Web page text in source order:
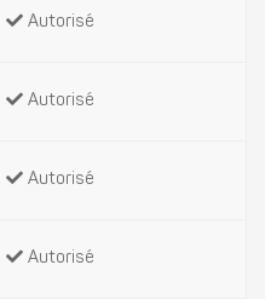
Autorisé
Autorisé
Autorisé
Autorisé